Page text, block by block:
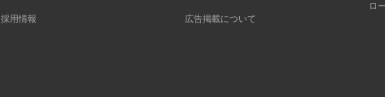
採用情報 広告掲載について
ロ